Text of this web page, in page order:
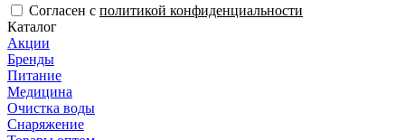
Согласен с политикой конфиденциальности
Каталог
Акции
Бренды
Питание
Медицина
Очистка воды
Снаряжение